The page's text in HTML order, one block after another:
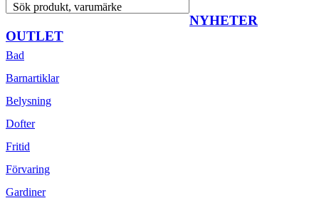
Sök produkt, varumärke
NYHETER
OUTLET
Bad
Barnartiklar
Belysning
Dofter
Fritid
Förvaring
Gardiner